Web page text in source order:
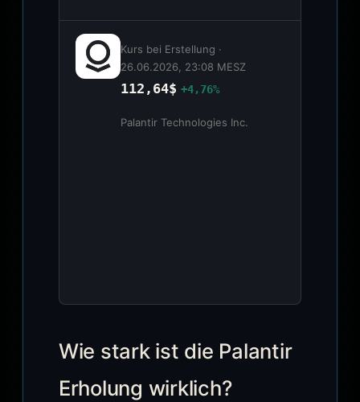
Kurs bei Erstellung ·
26.06.2026, 23:08 MESZ
112,64$ +4,76%
Palantir Technologies Inc.
Wie stark ist die Palantir
Erholung wirklich?